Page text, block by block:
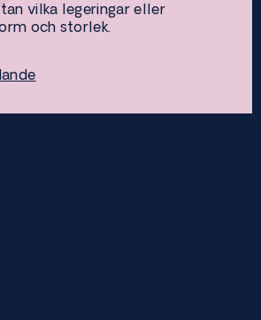
vilka legeringar eller
och storlek.